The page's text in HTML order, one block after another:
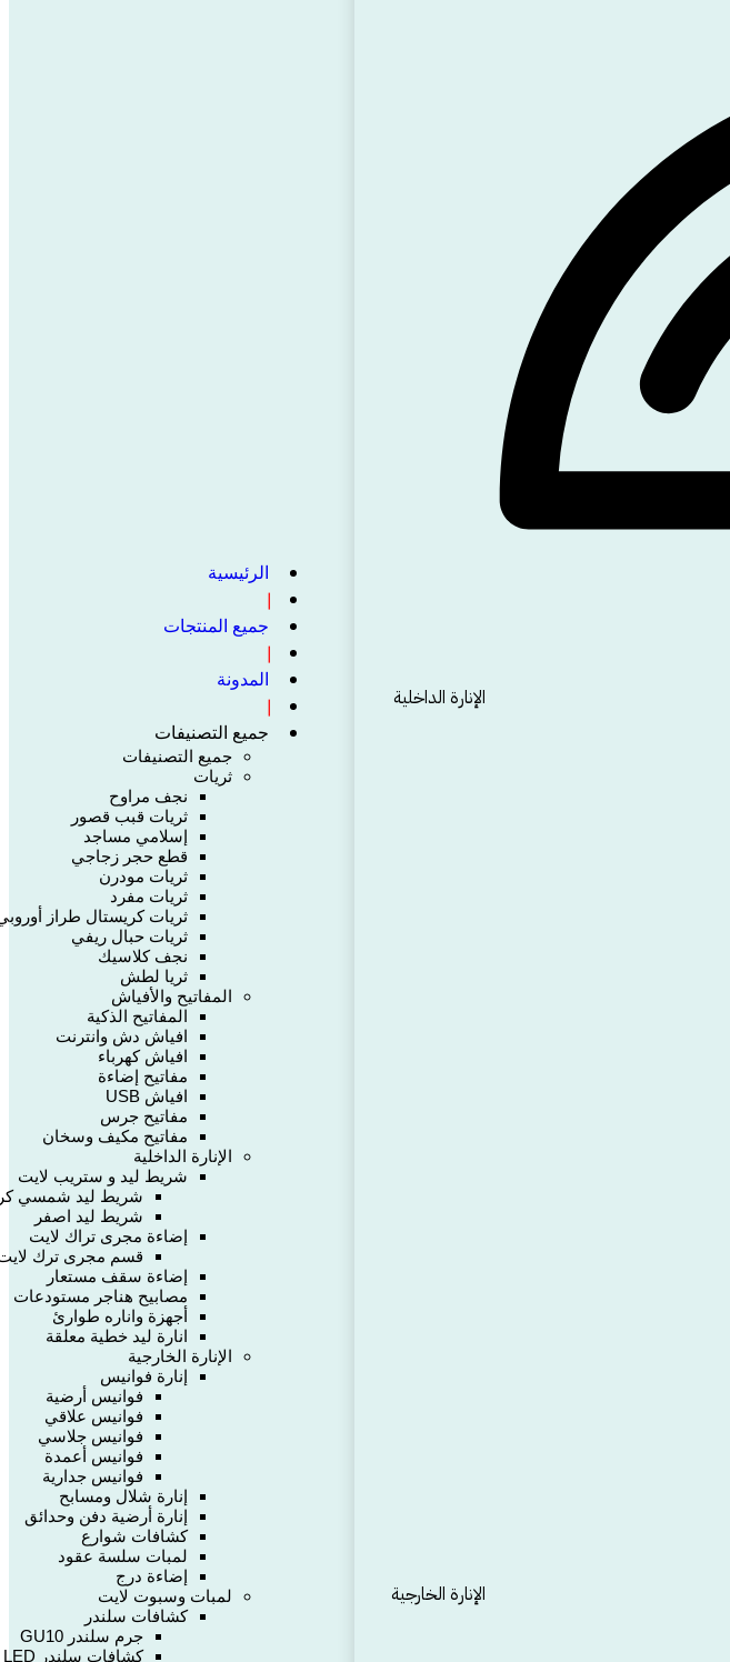
الإنارة الداخلية
الإنارة الخارجية
الرئيسية
جميع المنتجات
المدونة
جميع التصنيفات
جميع التصنيفات
ثريات
نجف مراوح
ثريات قبب قصور
إسلامي مساجد
قطع حجر زجاجي
ثريات مودرن
ثريات مفرد
ثريات كريستال طراز
ثريات حبال ريفي
نجف كلاسيك
ثريا لطش
المفاتيح والأفياش
المفاتيح الذكية
افياش دش وانترنت
افياش كهرباء
مفاتيح إضاءة
افياش USB
مفاتيح جرس
مفاتيح مكيف وسخان
الإنارة الداخلية
شريط ليد و ستريب لايت
شريط ليد شمسي
شريط ليد اصفر
إضاءة مجرى تراك لايت
قسم مجرى ترك
إضاءة سقف مستعار
مصابيح هناجر مستودعات
أجهزة واناره طوارئ
انارة ليد خطية معلقة
الإنارة الخارجية
إنارة فوانيس
فوانيس أرضية
فوانيس علاقي
فوانيس جلاسي
فوانيس أعمدة
فوانيس جدارية
إنارة شلال ومسابح
إنارة أرضية دفن وحدائق
كشافات شوارع
لمبات سلسة عقود
إضاءة درج
لمبات وسبوت لايت
كشافات سلندر
جرم سلندر GU10
كشافات سلندر LED